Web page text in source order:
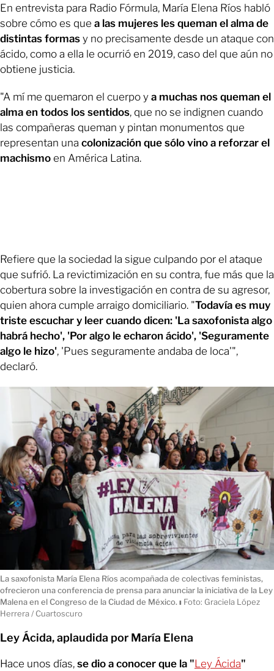
En entrevista para Radio Fórmula, María Elena Ríos habló
sobre cómo es que a las mujeres les queman el alma de
distintas formas y no precisamente desde un ataque con
ácido, como a ella le ocurrió en 2019, caso del que aún no
obtiene justicia.
"A mí me quemaron el cuerpo y a muchas nos queman el
alma en todos los sentidos, que no se indignen cuando
las compañeras queman y pintan monumentos que
representan una colonización que sólo vino a reforzar el
machismo en América Latina.
Refiere que la sociedad la sigue culpando por el ataque
que sufrió. La revictimización en su contra, fue más que la
cobertura sobre la investigación en contra de su agresor,
quien ahora cumple arraigo domiciliario. "Todavía es muy
triste escuchar y leer cuando dicen: 'La saxofonista algo
habrá hecho', 'Por algo le echaron ácido', 'Seguramente
algo le hizo', 'Pues seguramente andaba de loca'",
declaró.
La saxofonista María Elena Ríos acompañada de colectivas feministas,
ofrecieron una conferencia de prensa para anunciar la iniciativa de la Ley
Malena en el Congreso de la Ciudad de México. ı Foto: Graciela López
Herrera / Cuartoscuro
Ley Ácida, aplaudida por María Elena
Hace unos días, se dio a conocer que la "Ley Ácida"